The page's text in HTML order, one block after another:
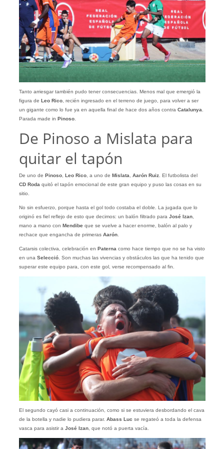
Tanto arriesgar también pudo tener consecuencias. Menos mal que emergió la
figura de Leo Rico, recién ingresado en el terreno de juego, para volver a ser
un gigante como lo fue ya en aquella final de hace dos años contra Catalunya
Parada made in Pinoso.
De Pinoso a Mislata para
quitar el tapón
De uno de Pinoso, Leo Rico, a uno de Mislata Aarón Ruiz. El futbolista del
CD Roda quitó el tapón emocional de este gran equipo y puso las cosas en su
sitio.
No sin esfuerzo, porque hasta el gol todo costaba el doble. La jugada que lo
originó es fiel reflejo de esto que decimos: un balón filtrado para José Izan,
mano a mano con Mendibeque se vuelve a hacer enorme, balón al palo y
rechace que engancha de primeras Aarón.
Catarsis colectiva, celebración en Paterna como hace tiempo que no se ha visto
en una Selecció. Son muchas las vivencias y obstáculos las que ha tenido que
superar este equipo para, con este gol, verse recompensado al fin.
El segundo cayó casi a continuación, como si se estuviera desbordando el cava
de la botella y nadie lo pudiera parar. Abass Luc se regateó a toda la defensa
vasca para asistir a José Izan, que notó a puerta vacía.